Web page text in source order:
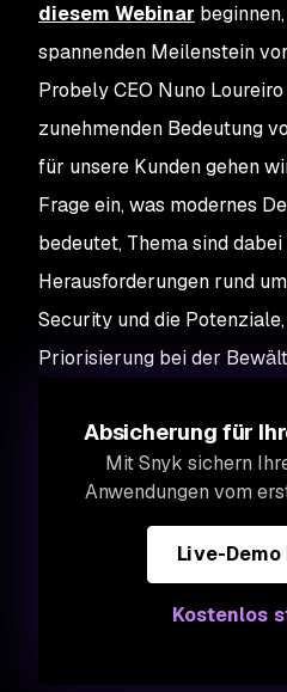
diesem Webinar
spannenden Meilenstein
Probely CEO Nuno
zunehmenden Bedeutung
für unsere Kunden gehen
Frage ein, was modernes
bedeutet, Thema sind
Herausforderungen rund
Security und die
Priorisierung bei der
Absicherung für
Mit Snyk sichern
Anwendungen vom
Live-
Kostenlos